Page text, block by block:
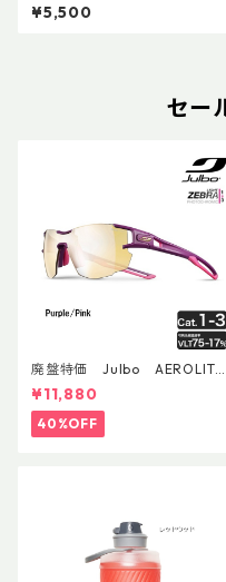
¥5,500
セー
廃盤特価 Julbo AEROLITE
AsianFit
¥11,880
40%OFF